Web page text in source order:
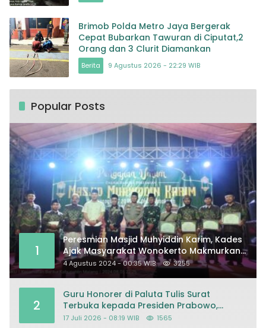
Brimob Polda Metro Jaya Bergerak
Cepat Bubarkan Tawuran di Ciputat,2
Orang dan 3 Clurit Diamankan
Berita 9 Agustus 2026 - 22:29 WIB
Popular Posts
1
Peresmian Masjid Muhyiddin Karim, Kades
Ajak Masyarakat Wonokerto Makmurkan
Masjid
4 Agustus 2024 - 00:35 WIB 3255
2
Guru Honorer di Paluta Tulis Surat
Terbuka kepada Presiden Prabowo,
Mohon Keadilan atas Dugaan
17 Juli 2026 - 08:19 WIB 1565